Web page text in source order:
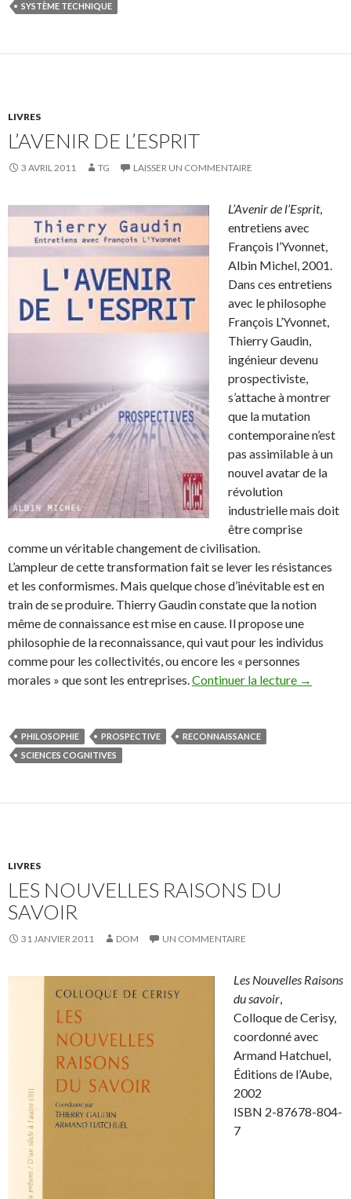
SYSTÈME TECHNIQUE
LIVRES
L’AVENIR DE L’ESPRIT
3 AVRIL 2011 TG LAISSER UN COMMENTAIRE
L’Avenir de l’Esprit,
entretiens avec
François l’Yvonnet,
Albin Michel, 2001.
Dans ces entretiens
avec le philosophe
François L’Yvonnet,
Thierry Gaudin,
ingénieur devenu
prospectiviste,
s’attache à montrer
que la mutation
contemporaine n’est
pas assimilable à un
nouvel avatar de la
révolution
industrielle mais doit
être comprise
comme un véritable changement de civilisation.
L’ampleur de cette transformation fait se lever les résistances
et les conformismes. Mais quelque chose d’inévitable est en
train de se produire. Thierry Gaudin constate que la notion
même de connaissance est mise en cause. Il propose une
philosophie de la reconnaissance, qui vaut pour les individus
comme pour les collectivités, ou encore les « personnes
morales » que sont les entreprises. Continuer la lecture →
PHILOSOPHIE PROSPECTIVE
RECONNAISSANCE
SCIENCES COGNITIVES
LIVRES
LES NOUVELLES RAISONS DU
SAVOIR
31 JANVIER 2011 DOM UN COMMENTAIRE
Les Nouvelles Raisons
du savoir
Colloque de Cerisy,
coordonné avec
Armand Hatchuel,
Éditions de l’Aube,
2002
ISBN 2-87678-804-
7